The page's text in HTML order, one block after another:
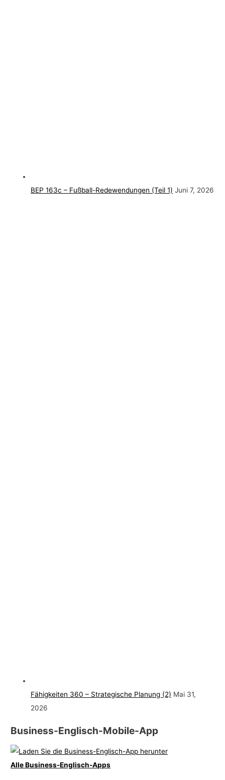
BEP 163c – Fußball-Redewendungen (Teil 1) Juni 7, 2026
Fähigkeiten 360 – Strategische Planung (2) Mai 31,
2026
Business-Englisch-Mobile-App
Alle Business-Englisch-Apps